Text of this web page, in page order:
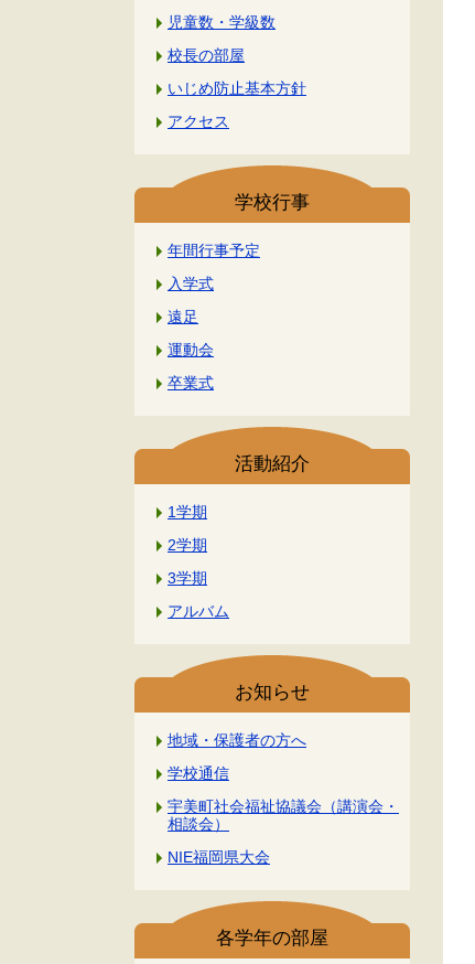
児童数・学級数
校長の部屋
いじめ防止基本方針
アクセス
学校行事
年間行事予定
入学式
遠足
運動会
卒業式
活動紹介
1学期
2学期
3学期
アルバム
お知らせ
地域・保護者の方へ
学校通信
宇美町社会福祉協議会（講演会・
相談会）
NIE福岡県大会
各学年の部屋